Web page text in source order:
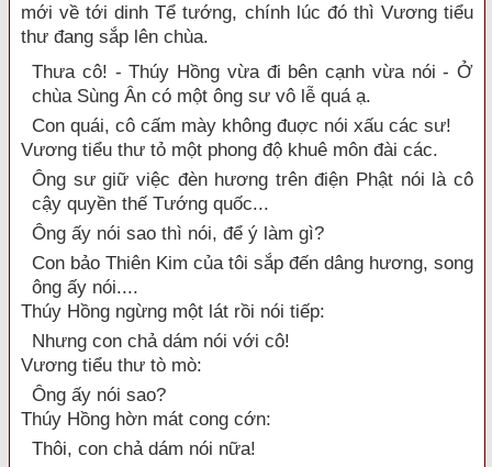
mới về tới dinh Tể tướng, chính lúc đó thì Vương tiểu
thư đang sắp lên chùa.
Thưa cô! - Thúy Hồng vừa đi bên cạnh vừa nói - Ở
chùa Sùng Ân có một ông sư vô lễ quá ạ.
Con quái, cô cấm mày không đuợc nói xấu các sư!
Vương tiểu thư tỏ một phong độ khuê môn đài các.
Ông sư giữ việc đèn hương trên điện Phật nói là cô
cậy quyền thế Tướng quốc...
Ông ấy nói sao thì nói, để ý làm gì?
Con bảo Thiên Kim của tôi sắp đến dâng hương, song
ông ấy nói....
Thúy Hồng ngừng một lát rồi nói tiếp:
Nhưng con chả dám nói với cô!
Vương tiểu thư tò mò:
Ông ấy nói sao?
Thúy Hồng hờn mát cong cớn:
Thôi, con chả dám nói nữa!